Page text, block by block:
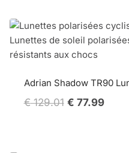
Adrian Shadow TR90
€129.01 Original
€ 77.99